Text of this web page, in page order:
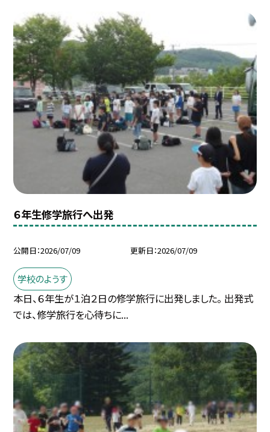
６年生修学旅行へ出発
公開日 2026/07/09 更新日 2026/07/09
学校のようす
本日、６年生が１泊２日の修学旅行に出発しました。 出発式
では、修学旅行を心待ちに...